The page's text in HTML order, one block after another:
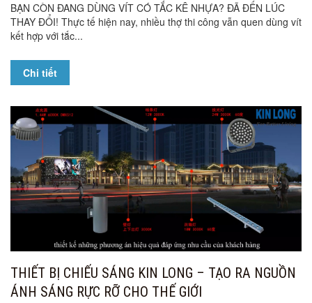
BẠN CÒN ĐANG DÙNG VÍT CÓ TẮC KÊ NHỰA? ĐÃ ĐẾN LÚC
THAY ĐỔI! Thực tế hiện nay, nhiều thợ thi công vẫn quen dùng vít
kết hợp với tắc...
Chi tiết
THIẾT BỊ CHIẾU SÁNG KIN LONG – TẠO RA NGUỒN
ÁNH SÁNG RỰC RỠ CHO THẾ GIỚI